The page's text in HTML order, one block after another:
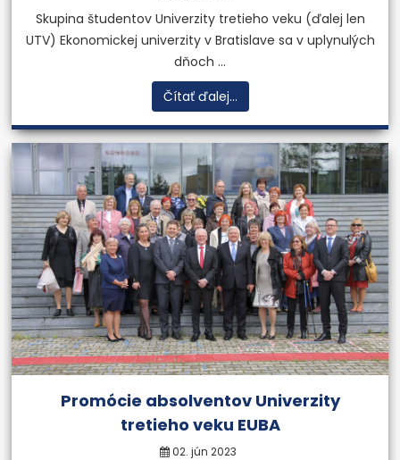
Skupina študentov Univerzity tretieho veku (ďalej len
UTV) Ekonomickej univerzity v Bratislave sa v uplynulých
dňoch ...
Čítať ďalej...
Promócie absolventov Univerzity
tretieho veku EUBA
02. jún 2023